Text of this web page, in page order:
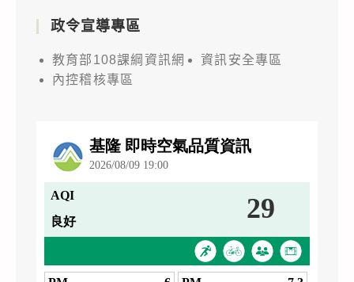
政令宣導專區
教育部108課綱資訊網
資訊安全專區
內控稽核專區